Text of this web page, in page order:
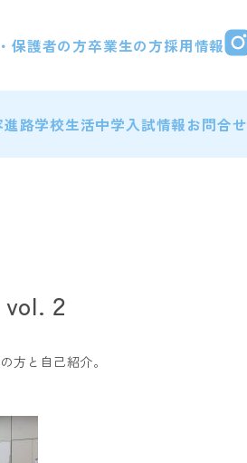
保護者の方卒業生の方採用情報
進路学校生活中学入試情報お問合せ
２
方と自己紹介。